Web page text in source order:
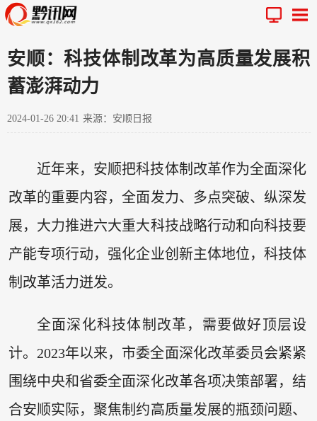
安顺：科技体制改革为高质量发展积
蓄澎湃动力
2024-01-26 20:41 来源：安顺日报
近年来，安顺把科技体制改革作为全面深化
改革的重要内容，全面发力、多点突破、纵深发
展，大力推进六大重大科技战略行动和向科技要
产能专项行动，强化企业创新主体地位，科技体
制改革活力迸发。
全面深化科技体制改革，需要做好顶层设
计。2023年以来，市委全面深化改革委员会紧紧
围绕中央和省委全面深化改革各项决策部署，结
合安顺实际，聚焦制约高质量发展的瓶颈问题、